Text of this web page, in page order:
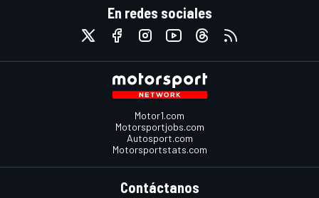
En redes sociales
Motor1.com
Motorsportjobs.com
Autosport.com
Motorsportstats.com
Contáctanos